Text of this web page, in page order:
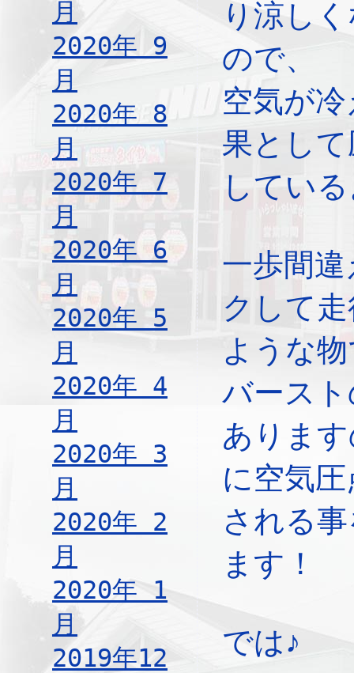
月
2020年 9
月
2020年 8
月
2020年 7
月
2020年 6
月
2020年 5
月
2020年 4
月
2020年 3
月
2020年 2
月
2020年 1
月
2019年12
り涼し
ので、
空気が
果とし
してい
一歩間
クして
ような
バース
ありま
に空気
される
ます！
では♪